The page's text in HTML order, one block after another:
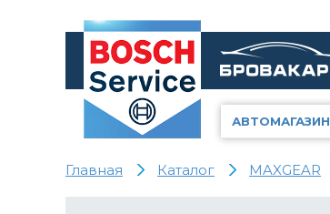
АВТОМАГАЗИН
Главная Каталог MAXGEAR